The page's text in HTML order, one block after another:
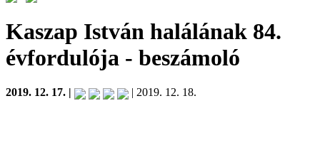
Kaszap István halálának 84.
évfordulója - beszámoló
2019. 12. 17. | | 2019. 12. 18.